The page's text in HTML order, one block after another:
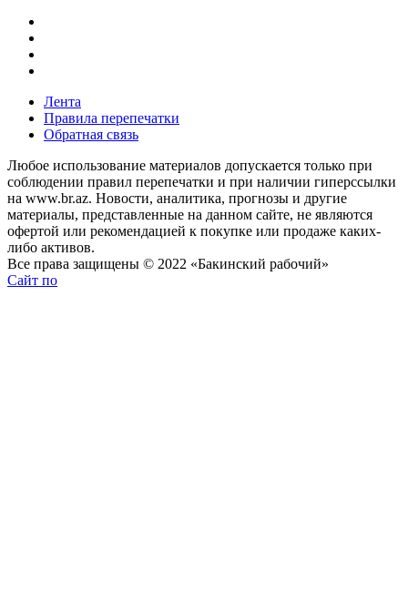
Лента
Правила перепечатки
Обратная связь
Любое использование материалов допускается только при
соблюдении правил перепечатки и при наличии гиперссылки
на www.br.az. Новости, аналитика, прогнозы и другие
материалы, представленные на данном сайте, не являются
офертой или рекомендацией к покупке или продаже каких-
либо активов.
Все права защищены © 2022 «Бакинский рабочий»
Сайт по